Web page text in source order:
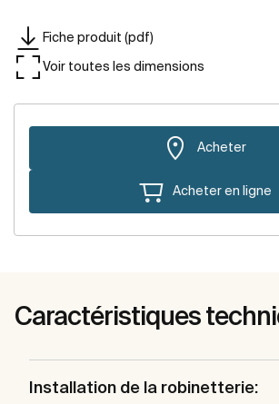
Fiche produit (pdf)
Voir toutes les dimensions
Acheter
Acheter en ligne
Caractéristiques
Installation de la robinetterie: